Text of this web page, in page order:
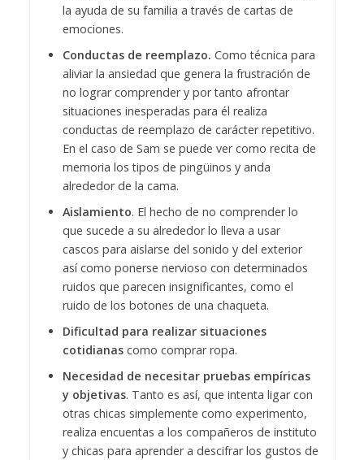
la ayuda de su familia a través de cartas de
emociones.
Conductas de reemplazo. Como técnica para
aliviar la ansiedad que genera la frustración de
no lograr comprender y por tanto afrontar
situaciones inesperadas para él realiza
conductas de reemplazo de carácter repetitivo.
En el caso de Sam se puede ver como recita de
memoria los tipos de pingüinos y anda
alrededor de la cama.
Aislamiento. El hecho de no comprender lo
que sucede a su alrededor lo lleva a usar
cascos para aislarse del sonido y del exterior
así como ponerse nervioso con determinados
ruidos que parecen insignificantes, como el
ruido de los botones de una chaqueta.
Dificultad para realizar situaciones
cotidianascomo comprar ropa.
Necesidad de necesitar pruebas empíricas
y objetivas. Tanto es así, que intenta ligar con
otras chicas simplemente como experimento,
realiza encuentas a los compañeros de instituto
y chicas para aprender a descifrar los gustos de